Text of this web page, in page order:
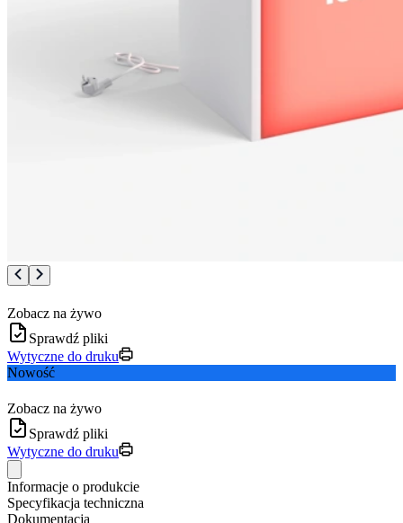
Zobacz na żywo
Sprawdź pliki
Wytyczne do druku
Nowość
Zobacz na żywo
Sprawdź pliki
Wytyczne do druku
Informacje o produkcie
Specyfikacja techniczna
Dokumentacja